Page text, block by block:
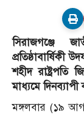
সিরাজগঞ্জে
প্রতিষ্ঠাবার্ষিকী
শহীদ রাষ্ট্রপতি
মাধ্যমে
মঙ্গলবার (১৯